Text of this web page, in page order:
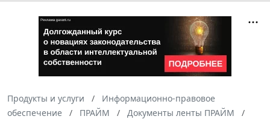
Продукты и услуги
Информационно-правовое
обеспечение
ПРАЙМ
Документы ленты ПРАЙМ